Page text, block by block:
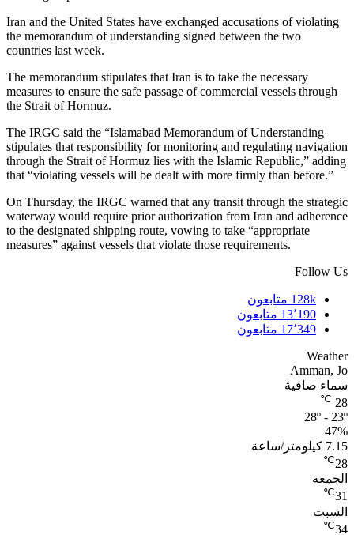
Iran and the United States have exchanged accusations of violating
the memorandum of understanding signed between the two
countries last week.
The memorandum stipulates that Iran is to take the necessary
measures to ensure the safe passage of commercial vessels through
the Strait of Hormuz.
The IRGC said the “Islamabad Memorandum of Understanding
stipulates that responsibility for monitoring and regulating navigation
through the Strait of Hormuz lies with the Islamic Republic,” adding
that “violating vessels will be dealt with more firmly than before.”
On Thursday, the IRGC warned that any transit through the strategic
waterway would require prior authorization from Iran and adherence
to the designated shipping route, vowing to take “appropriate
measures” against vessels that violate those requirements.
Follow Us
128k متابعون
13٬190 متابعون
17٬349 متابعون
Weather
Amman, Jo
سماء صافية
28
℃
28º - 23º
47%
7.15 كيلومتر/ساعة
28
℃
الجمعة
31
℃
السبت
34
℃